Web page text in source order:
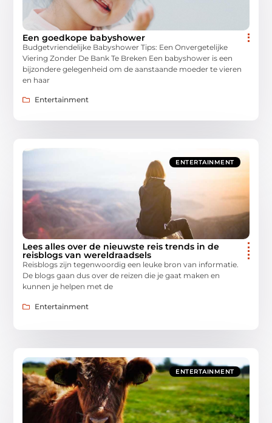
Een goedkope babyshower
Budgetvriendelijke Babyshower Tips: Een Onvergetelijke
Viering Zonder De Bank Te Breken Een babyshower is een
bijzondere gelegenheid om de aanstaande moeder te vieren
en haar
Entertainment
ENTERTAINMENT
Lees alles over de nieuwste reis trends in de
reisblogs van wereldraadsels
Reisblogs zijn tegenwoordig een leuke bron van informatie.
De blogs gaan dus over de reizen die je gaat maken en
kunnen je helpen met de
Entertainment
ENTERTAINMENT